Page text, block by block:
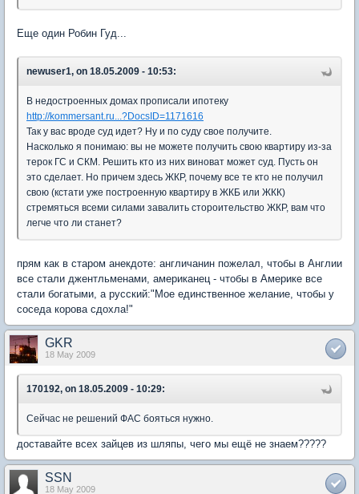
Еще один Робин Гуд...
newuser1, on 18.05.2009 - 10:53:
В недостроенных домах прописали ипотеку
http://kommersant.ru...?DocsID=1171616
Так у вас вроде суд идет? Ну и по суду свое получите.
Насколько я понимаю: вы не можете получить свою квартиру из-за
терок ГС и СКМ. Решить кто из них виноват может суд. Пусть он
это сделает. Но причем здесь ЖКР, почему все те кто не получил
свою (кстати уже построенную квартиру в ЖКБ или ЖКК)
стремяться всеми силами завалить стороительство ЖКР, вам что
легче что ли станет?
прям как в старом анекдоте: англичанин пожелал, чтобы в Англии
все стали джентльменами, американец - чтобы в Америке все
стали богатыми, а русский:"Мое единственное желание, чтобы у
соседа корова сдохла!"
GKR
18 May 2009
170192, on 18.05.2009 - 10:29:
Сейчас не решений ФАС бояться нужно.
доставайте всех зайцев из шляпы, чего мы ещё не знаем?????
SSN
18 May 2009